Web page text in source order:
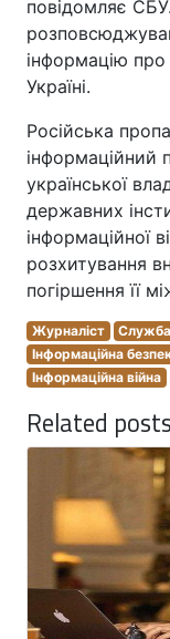
повідомляє
інформацію про
Україні.
Російська
інформаційний
української
державних
інформаційної
розхитування
погіршення її
Журналіст Служба
Інформаційна
Інформаційна війна
Related posts